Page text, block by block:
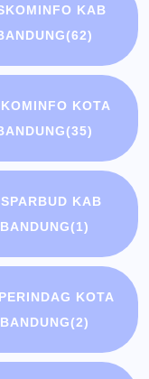
KAB
(62)
KOTA
(35)
KAB
BANDUNG(1)
KOTA
BANDUNG(2)